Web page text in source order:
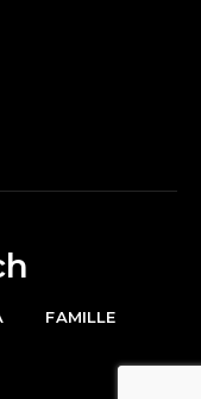
FAMILLE